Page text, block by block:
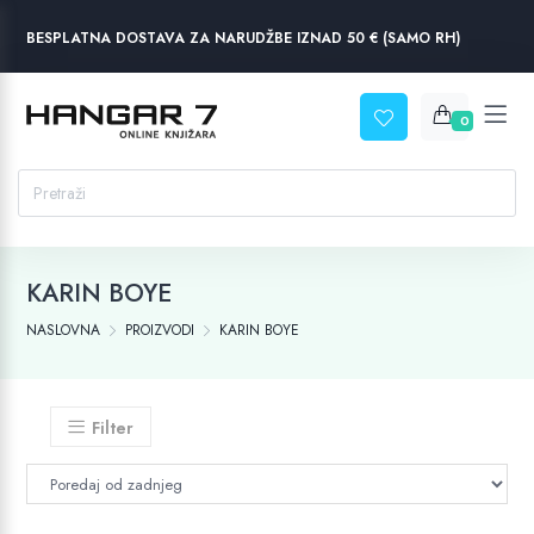
BESPLATNA DOSTAVA ZA NARUDŽBE IZNAD 50 € (SAMO RH)
0
KARIN BOYE
NASLOVNA PROIZVODI KARIN BOYE
Filter